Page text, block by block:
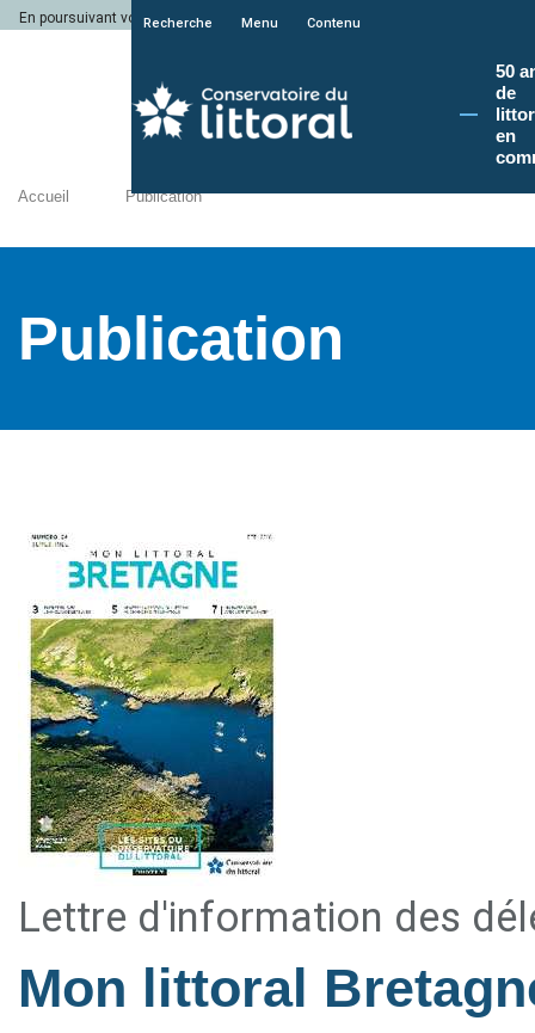
En poursuivant votre navigation sur le site du Conservatoire du littoral, vous
Recherche Menu Contenu
50
de
en
Accueil Publication
Publication
Lettre d'information des
Mon littoral